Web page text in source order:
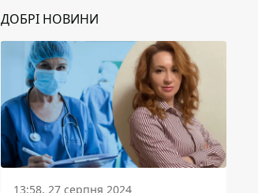
ДОБРІ НОВИНИ
13:58, 27 серпня 2024